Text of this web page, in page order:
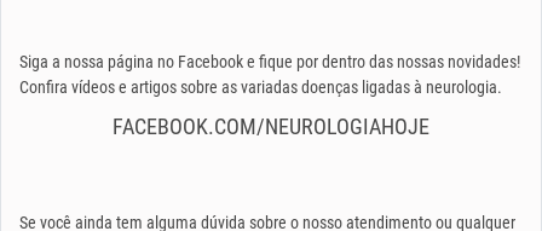
Siga a nossa página no Facebook e fique por dentro das nossas novidades!
Confira vídeos e artigos sobre as variadas doenças ligadas à neurologia.
FACEBOOK.COM/NEUROLOGIAHOJE
Se você ainda tem alguma dúvida sobre o nosso atendimento ou qualquer